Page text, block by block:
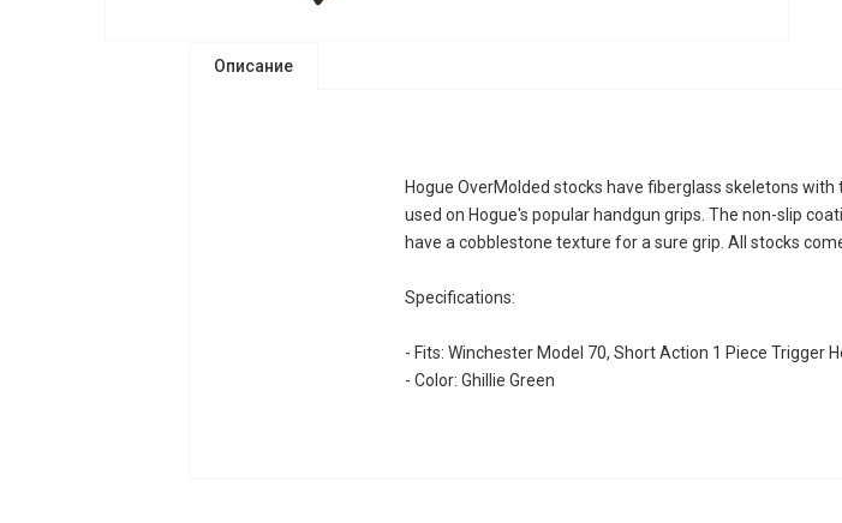
Описание
Hogue OverMolded stocks have fiberglass skeletons
used on Hogue's popular handgun grips. The non-slip
have a cobblestone texture for a sure grip. All stocks
Specifications:
- Fits: Winchester Model 70, Short Action 1 Piece Trigger
- Color: Ghillie Green